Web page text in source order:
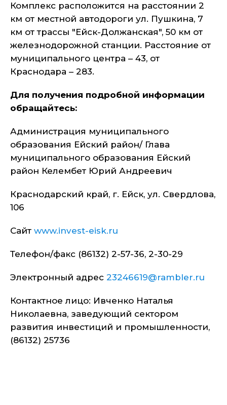
Комплекс расположится на расстоянии 2
км от местной автодороги ул. Пушкина, 7
км от трассы "Ейск-Должанская", 50 км от
железнодорожной станции. Расстояние от
муниципального центра – 43, от
Краснодара – 283.
Для получения подробной информации
обращайтесь:
Администрация муниципального
образования Ейский район/ Глава
муниципального образования Ейский
район Келембет Юрий Андреевич
Краснодарский край, г. Ейск, ул. Свердлова,
106
Сайт www.invest-eisk.ru
Телефон/факс (86132) 2-57-36, 2-30-29
Электронный адрес 23246619@rambler.ru
Контактное лицо: Ивченко Наталья
Николаевна, заведующий сектором
развития инвестиций и промышленности,
(86132) 25736